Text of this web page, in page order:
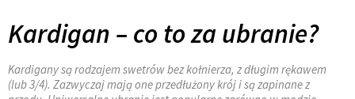
Kardigan – co to za ubranie?
Kardigany są rodzajem swetrów bez kołnierza, z długim rękawem
(lub 3/4). Zazwyczaj mają one przedłużony krój i są zapinane z